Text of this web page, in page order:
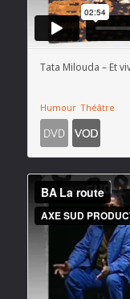
Tata Milouda – Et
Humour Théâtre